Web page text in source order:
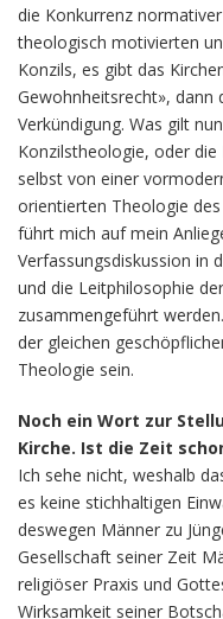
die Konkurrenz
theologisch motivierten
Konzils, es gibt das
Gewohnheitsrecht»,
Verkündigung. Was gilt
Konzilstheologie, oder
selbst von einer
orientierten Theologie
führt mich auf mein
Verfassungsdiskussion in
und die Leitphilosophie
zusammengeführt
der gleichen
Theologie sein.
Noch ein Wort zur
Kirche. Ist die Zeit
Ich sehe nicht, weshalb
es keine stichhaltigen
deswegen Männer zu
Gesellschaft seiner Zeit
religiöser Praxis und
Wirksamkeit seiner